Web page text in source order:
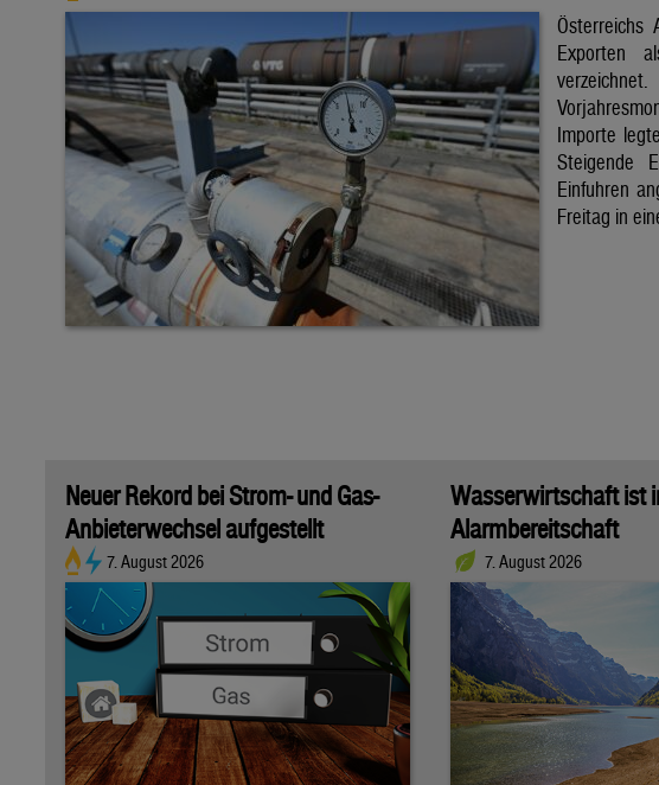
Exporten
Importe
Steigende
Einfuhren
Freitag in
Neuer Rekord bei Strom- und Gas-
Anbieterwechsel aufgestellt
7. August 2026
Wasserwirtschaft ist
Alarmbereitschaft
7. August 2026